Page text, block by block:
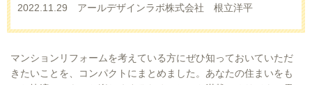
2022.11.29 アールデザインラボ株式会社 根立洋平
マンションリフォームを考えている方にぜひ知っておいていただ
きたいことを、コンパクトにまとめました。あなたの住まいをも